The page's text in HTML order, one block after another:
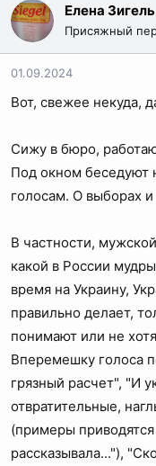
Елена Зигель
Присяжный
01.09.2024
Вот, свежее некуда,
Сижу в бюро,
Под окном беседуют
голосам. О выборах и
В частности,
какой в России
время на Украину,
правильно делает,
понимают или не
Вперемешку голоса
грязный расчет", "И
отвратительные,
(примеры
рассказывала..."),